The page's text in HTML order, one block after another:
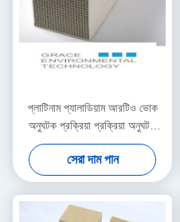
প্লাটিনাম প্যালাডিয়াম আরটিও ভোক
অনুঘটক প্রক্রিয়া প্রক্রিয়া অনুঘটক
জারণ প্রক্রিয়া
সেরা দাম পান